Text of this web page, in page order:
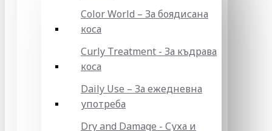
Color World – За боядисана
коса
Curly Treatment - За къдрава
коса
Daily Use – За ежедневна
употреба
Dry and Damage - Суха и